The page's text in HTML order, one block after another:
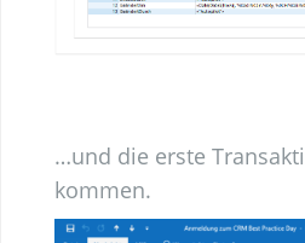
…und die erste
kommen.